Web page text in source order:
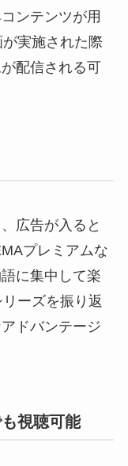
ンテンツが用
実施された際
配信される可
広告が入ると
プレミアムな
に集中して楽
ーズを振り返
ドバンテージ
視聴可能